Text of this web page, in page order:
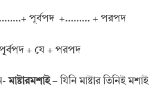
পূর্বপদ +……… + পরপদ
+ যে + পরপদ
মাষ্টারমশাই– যিনি মাষ্টার তিনিই মশাই